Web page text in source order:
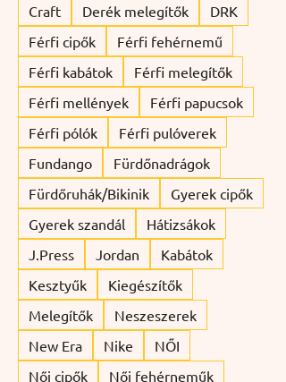
Craft
Derék melegítők
DRK
Férfi cipők
Férfi fehérnemű
Férfi kabátok
Férfi melegítők
Férfi mellények
Férfi papucsok
Férfi pólók
Férfi pulóverek
Fundango
Fürdőnadrágok
Fürdőruhák/Bikinik
Gyerek cipők
Gyerek szandál
Hátizsákok
J.Press
Jordan
Kabátok
Kesztyűk
Kiegészítők
Melegítők
Neszeszerek
New Era
Nike
NŐI
Női cipők
Női fehérneműk